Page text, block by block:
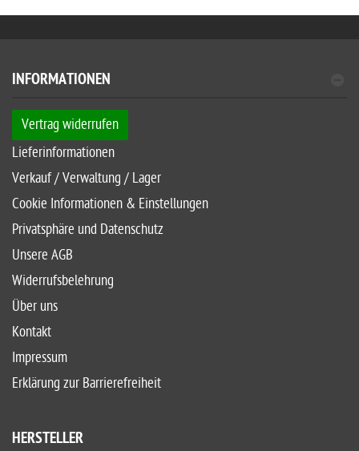
INFORMATIONEN
Vertrag widerrufen
Lieferinformationen
Verkauf / Verwaltung / Lager
Cookie Informationen & Einstellungen
Privatsphäre und Datenschutz
Unsere AGB
Widerrufsbelehrung
Über uns
Kontakt
Impressum
Erklärung zur Barrierefreiheit
HERSTELLER